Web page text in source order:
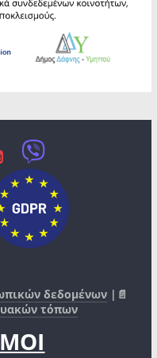
δεδομένων |📄
τόπων